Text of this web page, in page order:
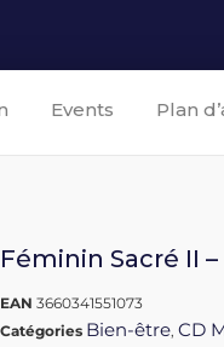
Events Plan
Féminin Sacré II
EAN3660341551073
Catégories Bien-être,CD